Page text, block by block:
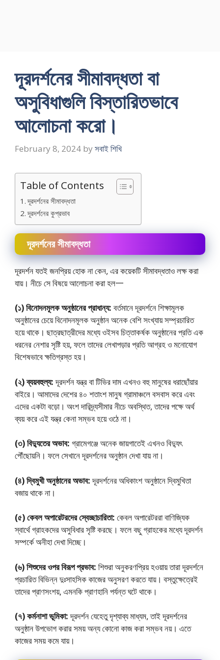
দূরদর্শনের সীমাবদ্ধতা বা
অসুবিধাগুলি বিস্তারিতভাবে
আলােচনা করাে।
February 8, 2024 by সবাই শিখি
Table of Contents
দূরদর্শনের সীমাবদ্ধতা
দূরদর্শনের কুপ্রভাব
দূরদর্শনের সীমাবদ্ধতা
দূরদর্শন যতই জনপ্রিয় হােক না কেন, এর কয়েকটি সীমাবদ্ধতাও লক্ষ করা
যায়। নীচে সে বিষয়ে আলােচনা করা হল一
(১) বিনোদনমূলক অনুষ্ঠানের প্রাধান্য: বর্তমানে দূরদর্শনে শিক্ষামূলক
অনুষ্ঠানের চেয়ে বিনােদনমূলক অনুষ্ঠান অনেক বেশি সংখ্যায় সম্প্রচারিত
হয়ে থাকে। ছাত্রছাত্রীদের মধ্যে ওইসব চিত্তাকর্ষক অনুষ্ঠানের প্রতি এক
ধরনের নেশার সৃষ্টি হয়, ফলে তাদের লেখাপড়ার প্রতি আগ্রহ ও মনােযােগ
বিশেষভাবে ক্ষতিগ্রস্ত হয়।
(২) ব্যয়বহুল্য:দূরদর্শন যন্ত্র বা টিভির দাম এখনও বহু মানুষের ধরাছোঁয়ার
বাইরে। আমাদের দেশের ৪০ শতাংশ মানুষ গ্রামাঞ্চলে বসবাস করে এবং
এদের একটা বড়াে। অংশ দারিদ্র্যসীমার নীচে অবস্থিত, তাদের পক্ষে অর্থ
ব্যয় করে এই যন্ত্র কেনা সম্ভব হয়ে ওঠে না।
(৩) বিদ্যুতের অভাব: গ্রামেগঞ্জে অনেক জায়গাতেই এখনও বিদ্যুৎ
পৌঁছােয়নি। ফলে সেখানে দূরদর্শনের অনুষ্ঠান দেখা যায় না।
(৪) দ্বিমুখী অনুষ্ঠানের অভাব:দূরদর্শনের অধিকাংশ অনুষ্ঠানে দ্বিমুখিতা
বজায় থাকে না।
(৫) কেবল অপারেটরদের স্বেচ্ছাচারিতা: কেবল অপারেটররা বাণিজ্যিক
স্বার্থে গ্রাহকদের অসুবিধার সৃষ্টি করছে। ফলে বছু গ্রাহকের মধ্যে দূরদর্শন
সম্পর্কে অনীহা দেখা দিচ্ছে।
(৬) শিশুদের ওপর বিরূপ প্রভাব: শিশুরা অনুকরণপ্রিয় হওয়ায় তারা দূরদর্শনে
প্রচারিত বিভিন্ন দুঃসাহসিক কাজের অনুসরণ করতে যায়। বস্তুক্ষেত্রেই
তাদের প্রাণসংশয়, এমনকি প্রাণহানি পর্যন্ত ঘটে থাকে।
(৭) কর্মনাশা ভূমিকা:দূরদর্শন যেহেতু দৃশ্যাব্য মাধ্যম, তাই দূরদর্শনের
অনুষ্ঠান উপভােগ করার সময় অন্য কোনাে কাজ করা সম্ভব নয়। এতে
কাজের সময় কমে যায়।